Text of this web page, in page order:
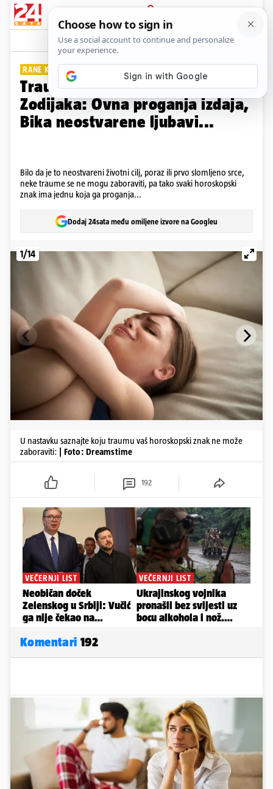
PRIJAVA
Galerija Komentari
RANE KOJE NE ZACJELJUJU
Traume koje muče svaki znak
Zodijaka: Ovna proganja izdaja,
Bika neostvarene ljubavi...
Bilo da je to neostvareni životni cilj, poraz ili prvo slomljeno srce,
neke traume se ne mogu zaboraviti, pa tako svaki horoskopski
znak ima jednu koja ga proganja...
Dodaj 24sata među omiljene izvore na Googleu
1/14
​U nastavku saznajte koju traumu vaš horoskopski znak ne može
zaboraviti:
| Foto: Dreamstime
192
Komentari 192